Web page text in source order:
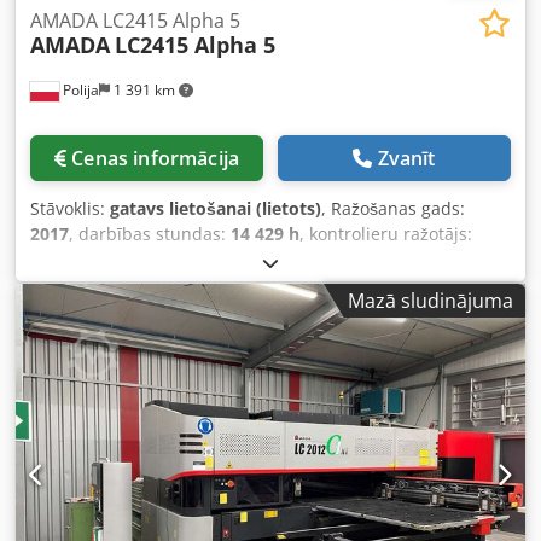
Polija 1 391 km
AMADA LC2415 Alpha 5
AMADA LC2415 Alpha 5
Cenas informācija Zvanīt
Stāvoklis: gatavs lietošanai (lietots), Ražošanas gads:
2017, darbības stundas: 14 429 h, kontrolieru ražotājs:
, kontroliera modelis:AMNC 3i
W, X assis pārvietošanās distance:2 520 mm, Y ass
pārvietošanās attālums:1 550 mm, Z ass pārvietošanās
attālums:300 mm, kopējais svars:7 700 kg, kopējais
platums:5 745 mm, kopējais augstums:2 271 mm,
produkta garums (maks.):2 630 mm, asu skaits:3, Šī 3-asu
AMADA LC2415 Alpha 5 iekārta ir ražota 2017. gadā. Tās
maksimālā apstrādes laukuma izmēri ir 5 040 × 1 550 mm,
un tā ir aprīkota ar jaudīgu 3 500 W CO₂ lāzeru, kas spēj
griezt mīksto tēraudu un nerūsējošo tēraudu līdz 10 mm
biezumam. Mašīnas maksimālais vienlaicīgais
Mazā sludinājuma